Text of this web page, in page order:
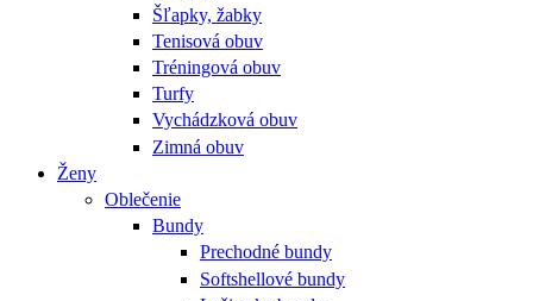
Šľapky, žabky
Tenisová obuv
Tréningová obuv
Turfy
Vychádzková obuv
Zimná obuv
Ženy
Oblečenie
Bundy
Prechodné bundy
Softshellové bundy